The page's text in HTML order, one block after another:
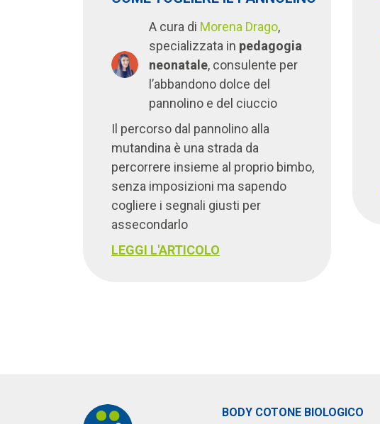
A cura di Morena Drago,
specializzata in pedagogia
neonatale, consulente per
l’abbandono dolce del
pannolino e del ciuccio
Il percorso dal pannolino alla
mutandina è una strada da
percorrere insieme al proprio bimbo,
senza imposizioni ma sapendo
cogliere i segnali giusti per
assecondarlo
LEGGI L'ARTICOLO
BODY COTONE BIOLOGICO